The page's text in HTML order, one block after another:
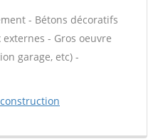
- Bétons décoratifs
- Gros oeuvre
garage, etc) -